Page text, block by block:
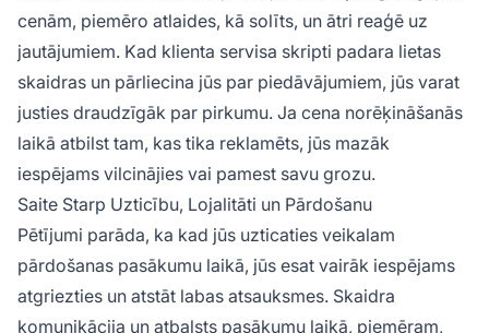
cenām, piemēro atlaides, kā solīts, un ātri reaģē uz
jautājumiem. Kad klienta servisa skripti padara lietas
skaidras un pārliecina jūs par piedāvājumiem, jūs varat
justies draudzīgāk par pirkumu. Ja cena norēķināšanās
laikā atbilst tam, kas tika reklamēts, jūs mazāk
iespējams vilcinājies vai pamest savu grozu.
Saite Starp Uzticību, Lojalitāti un Pārdošanu
Pētījumi parāda, ka kad jūs uzticaties veikalam
pārdošanas pasākumu laikā, jūs esat vairāk iespējams
atgriezties un atstāt labas atsauksmes. Skaidra
komunikācija un atbalsts pasākumu laikā, piemēram,